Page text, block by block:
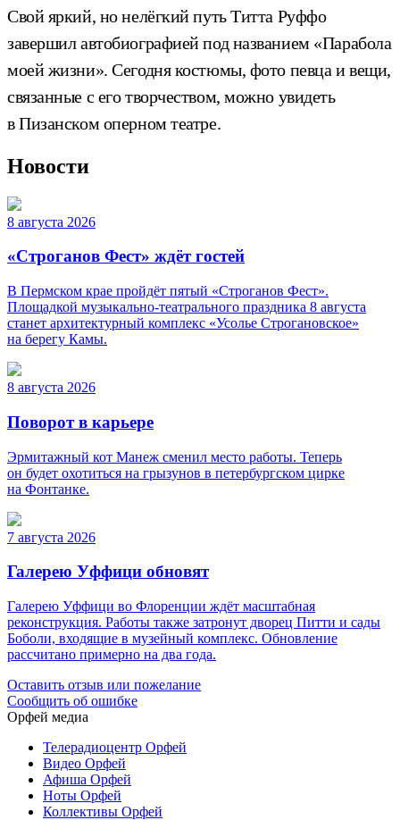
Свой яркий, но нелёгкий путь Титта Руффо
завершил автобиографией под названием «Парабола
моей жизни». Сегодня костюмы, фото певца и вещи,
связанные с его творчеством, можно увидеть
в Пизанском оперном театре.
Новости
8 августа 2026
«Строганов Фест» ждёт гостей
В Пермском крае пройдёт пятый «Строганов Фест».
Площадкой музыкально-театрального праздника 8 августа
станет архитектурный комплекс «Усолье Строгановское»
на берегу Камы.
8 августа 2026
Поворот в карьере
Эрмитажный кот Манеж сменил место работы. Теперь
он будет охотиться на грызунов в петербургском цирке
на Фонтанке.
7 августа 2026
Галерею Уффици обновят
Галерею Уффици во Флоренции ждёт масштабная
реконструкция. Работы также затронут дворец Питти и сады
Боболи, входящие в музейный комплекс. Обновление
рассчитано примерно на два года.
Оставить отзыв или пожелание
Сообщить об ошибке
Орфей медиа
Телерадиоцентр Орфей
Видео Орфей
Афиша Орфей
Ноты Орфей
Коллективы Орфей